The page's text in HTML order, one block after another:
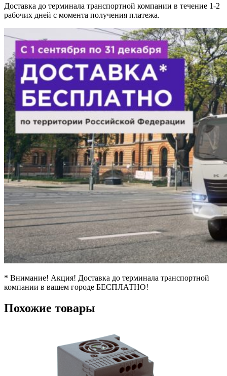
Доставка до терминала транспортной компании в течение 1-2
рабочих дней с момента получения платежа.
* Внимание! Акция! Доставка до терминала транспортной
компании в вашем городе БЕСПЛАТНО!
Похожие товары